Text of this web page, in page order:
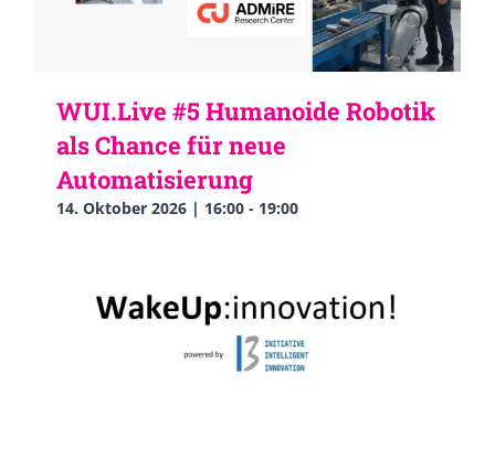
WUI.Live #5 Humanoide Robotik
als Chance für neue
Automatisierung
14. Oktober 2026 | 16:00 - 19:00